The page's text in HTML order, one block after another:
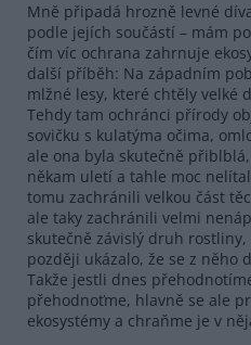
Mně připadá hrozně levné
podle jejích součástí – mám
čím víc ochrana zahrnuje
další příběh: Na západním
mlžné lesy, které chtěly velké
Tehdy tam ochránci přírody
sovičku s kulatýma očima,
ale ona byla skutečně
někam uletí a tahle moc
tomu zachránili velkou část
ale taky zachránili velmi
skutečně závislý druh
později ukázalo, že se z něho
Takže jestli dnes
přehodnoťme, hlavně se ale
ekosystémy a chraňme je v